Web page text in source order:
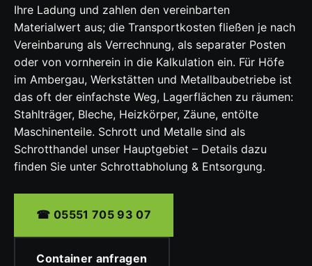
Ihre Ladung und zahlen den vereinbarten
Materialwert aus; die Transportkosten fließen je nach
Vereinbarung als Verrechnung, als separater Posten
oder von vornherein in die Kalkulation ein. Für Höfe
im Ambergau, Werkstätten und Metallbaubetriebe ist
das oft der einfachste Weg, Lagerflächen zu räumen:
Stahlträger, Bleche, Heizkörper, Zäune, entölte
Maschinenteile. Schrott und Metalle sind als
Schrotthandel unser Hauptgebiet – Details dazu
finden Sie unter Schrottabholung & Entsorgung.
☎ 05551 705 93 07
Container anfragen